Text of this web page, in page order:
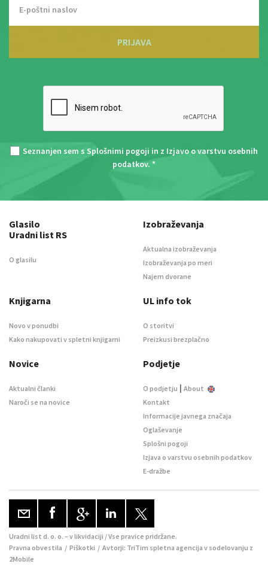
PRIJAVA
Seznanjen sem s Splošnimi pogoji in z Izjavo o varstvu osebnih
podatkov. *
Glasilo
Uradni list RS
O glasilu
Izobraževanja
Aktualna izobraževanja
Izobraževanja po meri
Najem dvorane
Knjigarna
Novo v ponudbi
Kako nakupovati v spletni knjigarni
UL info tok
O storitvi
Preizkusi brezplačno
Novice
Aktualni članki
Naroči se na novice
Podjetje
O podjetju | About
Kontakt
Informacije javnega značaja
Oglaševanje
Splošni pogoji
Izjava o varstvu osebnih podatkov
E-dražbe
Uradni list d. o. o. – v likvidaciji / Vse pravice pridržane.
Pravna obvestila / Piškotki / Avtorji: TriTim spletna agencija v sodelovanju z
2Mobile